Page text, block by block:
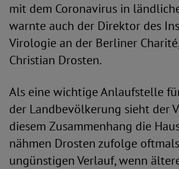
mit dem Coronavirus in
warnte auch der Direktor des
Virologie an der Berliner Charité,
Christian Drosten.
Als eine wichtige Anlaufstelle
der Landbevölkerung sieht der
diesem Zusammenhang die
nähmen Drosten zufolge
ungünstigen Verlauf, wenn